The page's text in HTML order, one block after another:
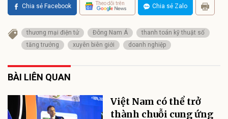
Chia sẻ Facebook Theo dõi trên Chia sẻ Zalo
thương mại điện tử Đông Nam Á
thanh toán kỹ thuật số
tăng trưởng
xuyên biên giới doanh nghiệp
BÀI LIÊN QUAN
Việt Nam có thể trở
thành chuỗi cung ứng